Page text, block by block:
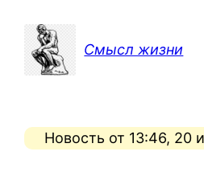
содержимому
Смысл жизни
Новость от 13:46, 20